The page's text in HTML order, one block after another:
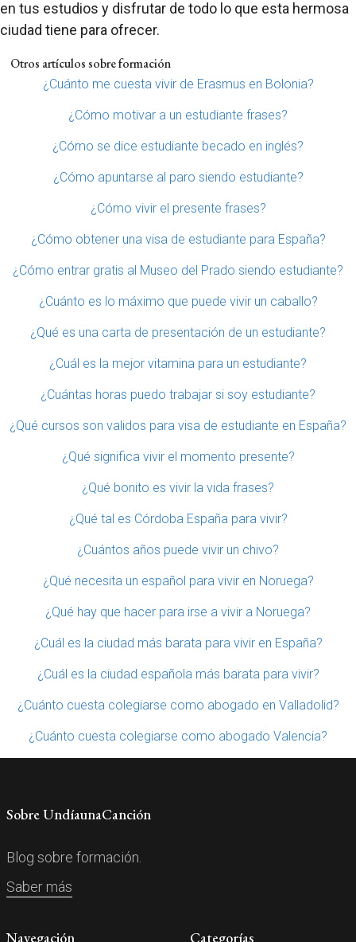
en tus estudios y disfrutar de todo lo que esta hermosa
ciudad tiene para ofrecer.
Otros artículos sobre formación
¿Cuánto me cuesta vivir de Erasmus en Bolonia?
¿Cómo motivar a un estudiante frases?
¿Cómo se dice estudiante becado en inglés?
¿Cómo apuntarse al paro siendo estudiante?
¿Cómo vivir el presente frases?
¿Cómo obtener una visa de estudiante para España?
¿Cómo entrar gratis al Museo del Prado siendo estudiante?
¿Cuánto es lo máximo que puede vivir un caballo?
¿Qué es una carta de presentación de un estudiante?
¿Cuál es la mejor vitamina para un estudiante?
¿Cuántas horas puedo trabajar si soy estudiante?
¿Qué cursos son validos para visa de estudiante en España?
¿Qué significa vivir el momento presente?
¿Qué bonito es vivir la vida frases?
¿Qué tal es Córdoba España para vivir?
¿Cuántos años puede vivir un chivo?
¿Qué necesita un español para vivir en Noruega?
¿Qué hay que hacer para irse a vivir a Noruega?
¿Cuál es la ciudad más barata para vivir en España?
¿Cuál es la ciudad española más barata para vivir?
¿Cuánto cuesta colegiarse como abogado en Valladolid?
¿Cuánto cuesta colegiarse como abogado Valencia?
Sobre UndíaunaCanción
Blog sobre formación.
Saber más
Navegación Categorías